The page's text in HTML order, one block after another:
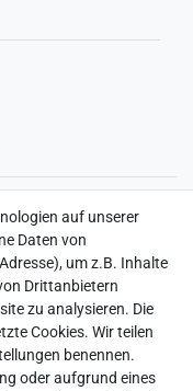
auf unserer
Daten von
um z.B. Inhalte
Drittanbietern
zu analysieren. Die
Cookies. Wir teilen
benennen.
oder aufgrund eines